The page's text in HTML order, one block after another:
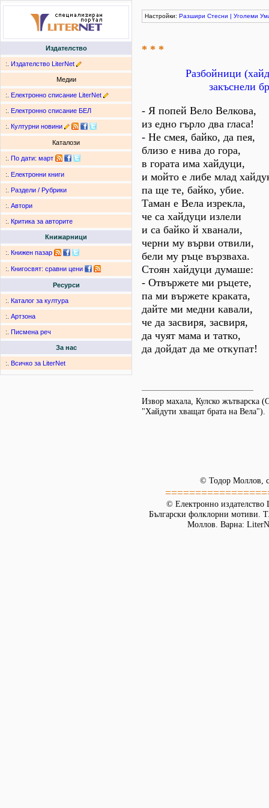
Издателство
:. Издателство LiterNet
Медии
:. Електронно списание LiterNet
:. Електронно списание БЕЛ
:. Културни новини
Каталози
:. По дати: март
:. Електронни книги
:. Раздели / Рубрики
:. Автори
:. Критика за авторите
Книжарници
:. Книжен пазар
:. Книгосвят: сравни цени
Ресурси
:. Каталог за култура
:. Артзона
:. Писмена реч
За нас
:. Всичко за LiterNet
Настройки: Разшири Стесни | Уголеми
* * *
Разбойници
закъснели
- Я попей Вело Велкова,
из едно гърло два гласа!
- Не смея, байко, да пея,
близо е нива до гора,
в гората има хайдуци,
и мойто е либе млад
па ще те, байко, убие.
Таман е Вела изрекла,
че са хайдуци излели
и са байко й хванали,
черни му върви отвили,
бели му ръце вързваха.
Стоян хайдуци думаше:
- Отвържете ми ръцете,
па ми вържете краката,
дайте ми медни кавали,
че да засвиря, засвиря,
да чуят мама и татко,
да дойдат да ме откупат!
Извор махала, Кулско
"Хайдути хващат брата на Вела").
© Тодор Моллов,
© Електронно издателство
Български фолклорни мотиви.
Моллов. Варна: